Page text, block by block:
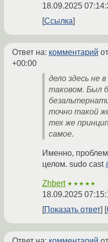
18.09.2025
Ссылка
Ответ на: комментарий
+00:00
дело здесь не
таковом. Был
точно такой
тех же
самое.
Именно,
целом. sudo cast
Zhbert ★★★★★
18.09.2025
Показать ответ